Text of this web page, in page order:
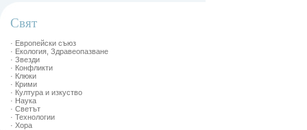
Свят
· Европейски съюз
· Екология, Здравеопазване
· Звезди
· Конфликти
· Клюки
· Крими
· Култура и изкуство
· Наука
· Светът
· Технологии
· Хора